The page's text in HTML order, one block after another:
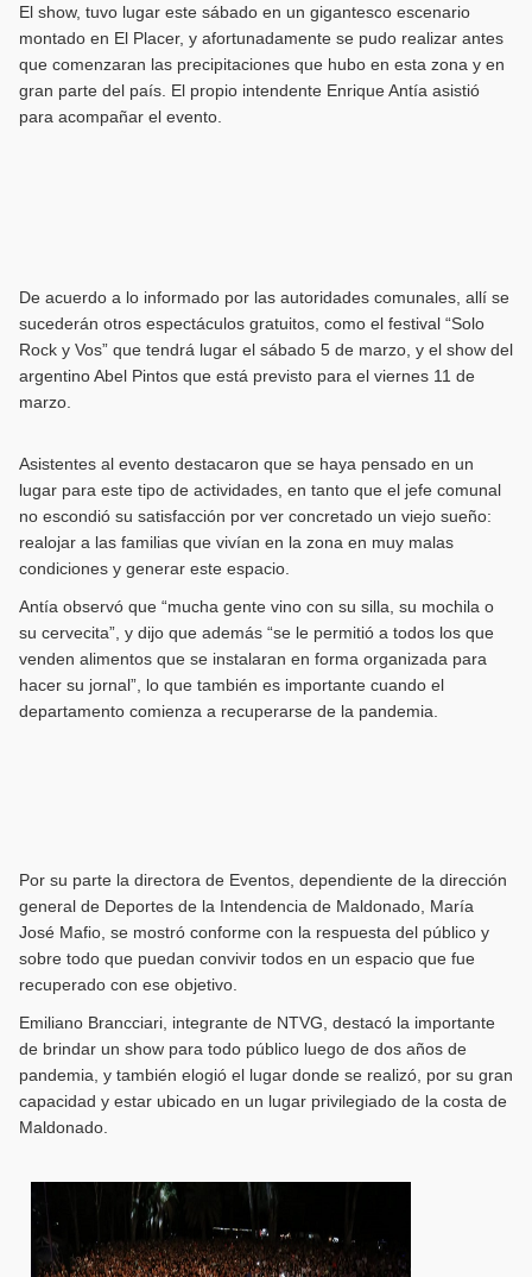
El show, tuvo lugar este sábado en un gigantesco escenario
montado en El Placer, y afortunadamente se pudo realizar antes
que comenzaran las precipitaciones que hubo en esta zona y en
gran parte del país. El propio intendente Enrique Antía asistió
para acompañar el evento.
De acuerdo a lo informado por las autoridades comunales, allí se
sucederán otros espectáculos gratuitos, como el festival “Solo
Rock y Vos” que tendrá lugar el sábado 5 de marzo, y el show del
argentino Abel Pintos que está previsto para el viernes 11 de
marzo.
Asistentes al evento destacaron que se haya pensado en un
lugar para este tipo de actividades, en tanto que el jefe comunal
no escondió su satisfacción por ver concretado un viejo sueño:
realojar a las familias que vivían en la zona en muy malas
condiciones y generar este espacio.
Antía observó que “mucha gente vino con su silla, su mochila o
su cervecita”, y dijo que además “se le permitió a todos los que
venden alimentos que se instalaran en forma organizada para
hacer su jornal”, lo que también es importante cuando el
departamento comienza a recuperarse de la pandemia.
Por su parte la directora de Eventos, dependiente de la dirección
general de Deportes de la Intendencia de Maldonado, María
José Mafio, se mostró conforme con la respuesta del público y
sobre todo que puedan convivir todos en un espacio que fue
recuperado con ese objetivo.
Emiliano Brancciari, integrante de NTVG, destacó la importante
de brindar un show para todo público luego de dos años de
pandemia, y también elogió el lugar donde se realizó, por su gran
capacidad y estar ubicado en un lugar privilegiado de la costa de
Maldonado.